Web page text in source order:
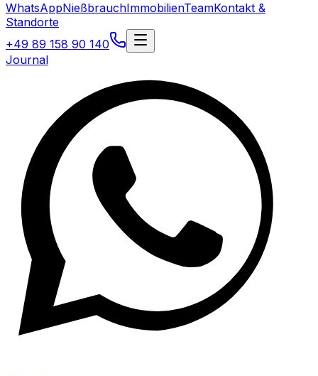
WhatsAppNießbrauchImmobilienTeamKontakt &
Standorte
+49 89 158 90 140
Journal